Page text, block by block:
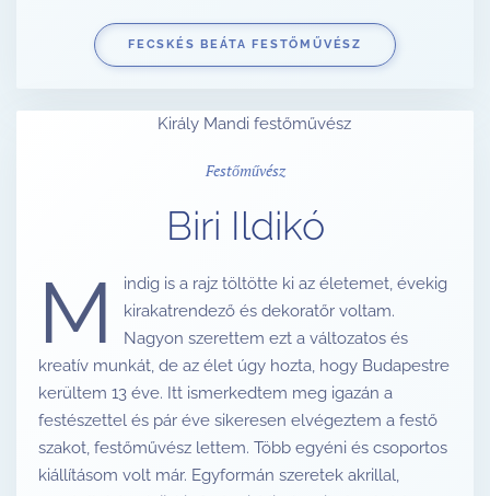
FECSKÉS BEÁTA FESTŐMŰVÉSZ
Festőművész
Biri Ildikó
M
indig is a rajz töltötte ki az életemet, évekig
kirakatrendező és dekoratőr voltam.
Nagyon szerettem ezt a változatos és
kreatív munkát, de az élet úgy hozta, hogy Budapestre
kerültem 13 éve. Itt ismerkedtem meg igazán a
festészettel és pár éve sikeresen elvégeztem a festő
szakot, festőművész lettem. Több egyéni és csoportos
kiállításom volt már. Egyformán szeretek akrillal,